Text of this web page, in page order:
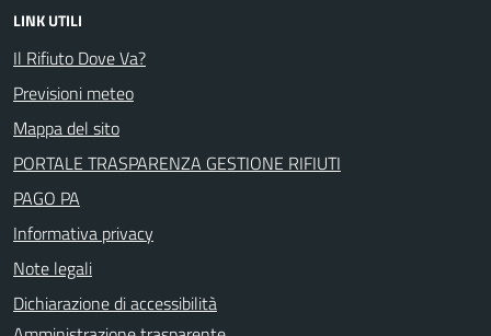
LINK UTILI
Il Rifiuto Dove Va?
Previsioni meteo
Mappa del sito
PORTALE TRASPARENZA GESTIONE RIFIUTI
PAGO PA
Informativa privacy
Note legali
Dichiarazione di accessibilità